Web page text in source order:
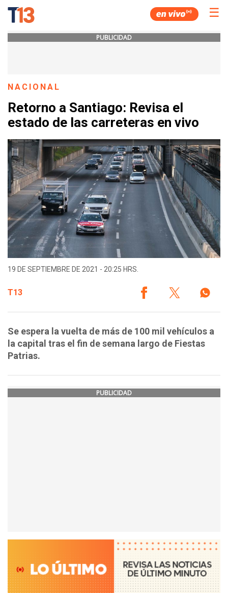
☰
PUBLICIDAD
NACIONAL
Retorno a Santiago: Revisa el
estado de las carreteras en vivo
19 DE SEPTIEMBRE DE 2021 - 20:25 HRS.
T13
Se espera la vuelta de más de 100 mil vehículos a
la capital tras el fin de semana largo de Fiestas
Patrias.
PUBLICIDAD